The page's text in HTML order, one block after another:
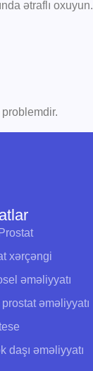
ətraflı oxuyun.
xərçəngi
əməliyyatı
prostat əməliyyatı
daşı əməliyyatı